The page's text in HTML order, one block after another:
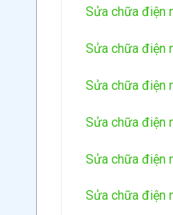
Sửa chữa điện
Sửa chữa điện
Sửa chữa điện
Sửa chữa điện
Sửa chữa điện
Sửa chữa điện